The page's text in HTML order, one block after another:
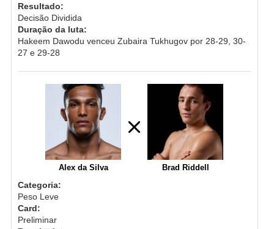
Resultado:
Decisão Dividida
Duração da luta:
Hakeem Dawodu venceu Zubaira Tukhugov por 28-29, 30-
27 e 29-28
Alex da Silva Brad Riddell
Categoria:
Peso Leve
Card:
Preliminar